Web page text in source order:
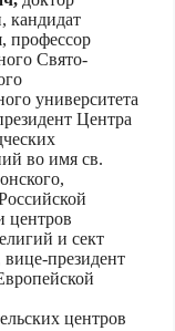
кандидат
профессор
Свято-
университета
Центра
во имя св.
центров
и сект
президент
центров